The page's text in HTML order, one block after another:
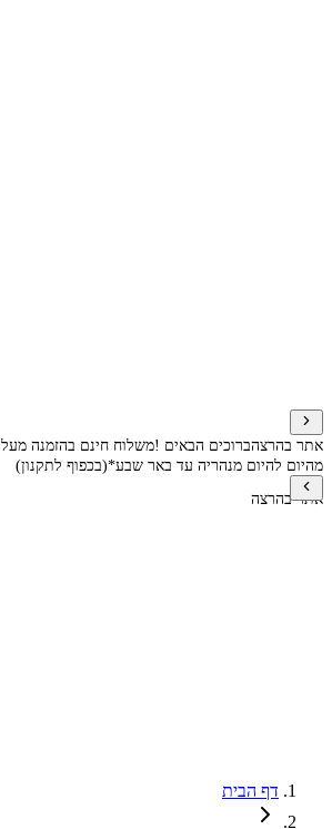
אתר בהרצהברוכים הבאים !משלוח חינם בהזמנה מעל 299 ₪
מהיום להיום מנהריה עד באר שבע*(בכפוף לתקנון)
אתר בהרצה
דף הבית